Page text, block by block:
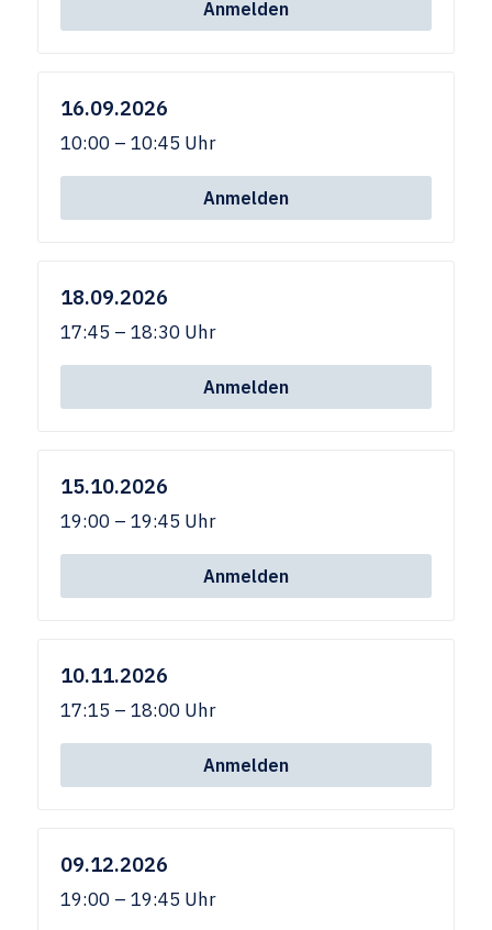
Anmelden
16.09.2026
10:00 – 10:45 Uhr
Anmelden
18.09.2026
17:45 – 18:30 Uhr
Anmelden
15.10.2026
19:00 – 19:45 Uhr
Anmelden
10.11.2026
17:15 – 18:00 Uhr
Anmelden
09.12.2026
19:00 – 19:45 Uhr